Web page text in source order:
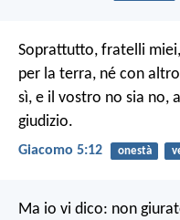
Soprattutto, fratelli
per la terra, né con
sì, e il vostro no sia no,
giudizio.
Giacomo 5:12 onestà
Ma io vi dico: non